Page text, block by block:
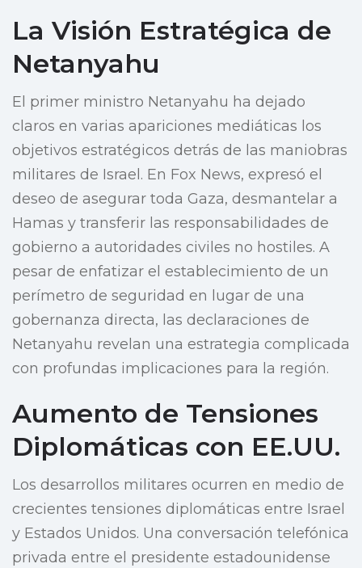
La Visión Estratégica de
Netanyahu
El primer ministro Netanyahu ha dejado
claros en varias apariciones mediáticas los
objetivos estratégicos detrás de las maniobras
militares de Israel. En Fox News, expresó el
deseo de asegurar toda Gaza, desmantelar a
Hamas y transferir las responsabilidades de
gobierno a autoridades civiles no hostiles. A
pesar de enfatizar el establecimiento de un
perímetro de seguridad en lugar de una
gobernanza directa, las declaraciones de
Netanyahu revelan una estrategia complicada
con profundas implicaciones para la región.
Aumento de Tensiones
Diplomáticas con EE.UU.
Los desarrollos militares ocurren en medio de
crecientes tensiones diplomáticas entre Israel
y Estados Unidos. Una conversación telefónica
privada entre el presidente estadounidense